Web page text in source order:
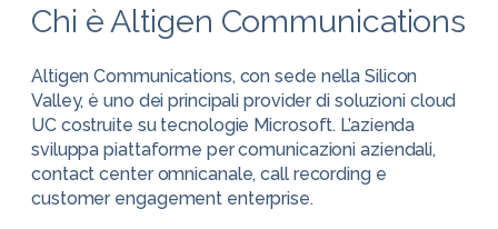
Chi è Altigen Communications
Altigen Communications, con sede nella Silicon
Valley, è uno dei principali provider di soluzioni cloud
UC costruite su tecnologie Microsoft. L’azienda
sviluppa piattaforme per comunicazioni aziendali,
contact center omnicanale, call recording e
customer engagement enterprise.